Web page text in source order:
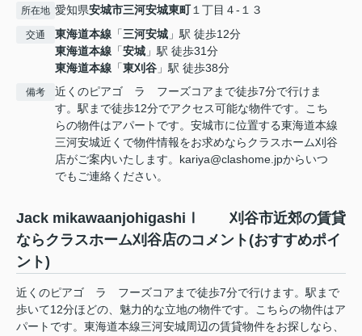
所在地 愛知県安城市三河安城東町１丁目４-１３
交通 東海道本線 「三河安城 」駅 徒歩12分
東海道本線 「安城 」駅 徒歩31分
東海道本線 「東刈谷 」駅 徒歩38分
備考
近くのピアゴ ラ フーズコアまで徒歩7分で行けま
す。駅まで徒歩12分でアクセス可能な物件です。こち
らの物件はアパートです。安城市に位置する東海道本線
三河安城近くで物件情報をお求めならクラスホーム刈谷
店がご案内いたします。kariya@clashome.jpからいつ
でもご連絡ください。
Jack mikawaanjohigashiⅠ 刈谷市近郊の賃貸
ならクラスホーム刈谷店のコメント(おすすめポイ
ント)
近くのピアゴ ラ フーズコアまで徒歩7分で行けます。駅まで
歩いて12分ほどの、魅力的な立地の物件です。こちらの物件はア
パートです。東海道本線三河安城周辺の賃貸物件をお探しなら、